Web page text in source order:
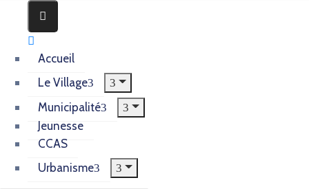
Accueil
Le Village
Municipalité
Jeunesse
CCAS
Urbanisme